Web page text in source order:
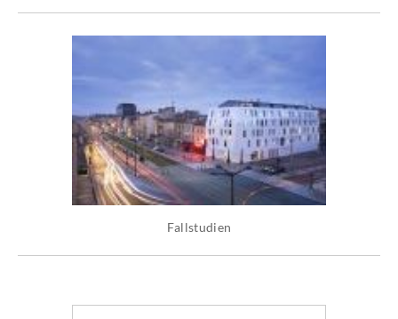
Fallstudien